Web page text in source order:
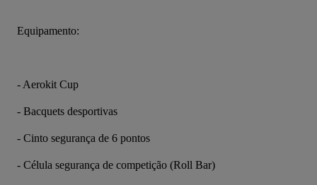
Equipamento:
- Aerokit Cup
- Bacquets desportivas
- Cinto segurança de 6 pontos
- Célula segurança de competição (Roll Bar)